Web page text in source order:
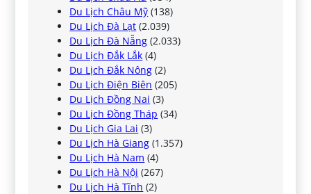
Du Lịch Châu Mỹ (138)
Du Lịch Đà Lạt (2.039)
Du Lịch Đà Nẵng (2.033)
Du Lịch Đắk Lắk (4)
Du Lịch Đắk Nông (2)
Du Lịch Điện Biên (205)
Du Lịch Đồng Nai (3)
Du Lịch Đồng Tháp (34)
Du Lịch Gia Lai (3)
Du Lịch Hà Giang (1.357)
Du Lịch Hà Nam (4)
Du Lịch Hà Nội (267)
Du Lịch Hà Tĩnh (2)